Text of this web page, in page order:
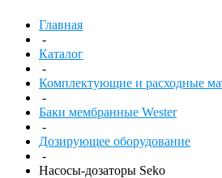
Главная
-
Каталог
-
Комплектующие и расходные
-
Баки мембранные Wester
-
Дозирующее оборудование
-
Насосы-дозаторы Seko